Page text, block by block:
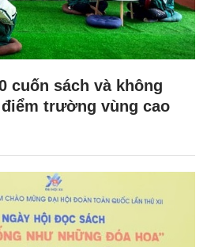
cuốn sách và không
trường vùng cao